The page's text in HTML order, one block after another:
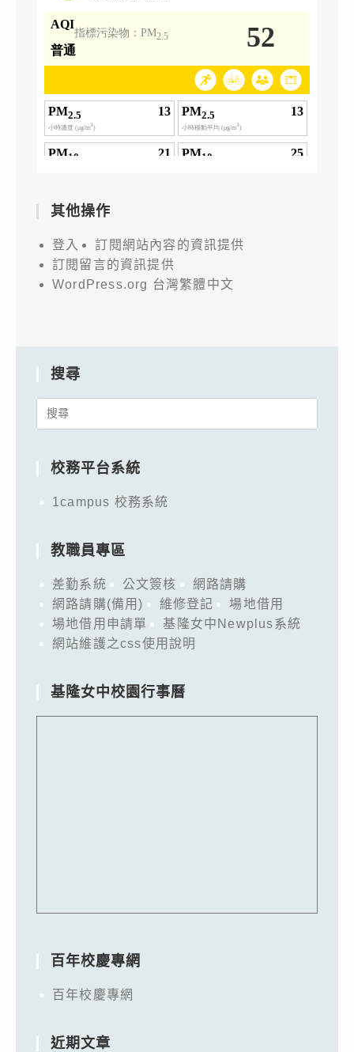
其他操作
登入
訂閱網站內容的資訊提供
訂閱留言的資訊提供
WordPress.org 台灣繁體中文
搜尋
Search
校務平台系統
1campus 校務系統
教職員專區
差勤系統 公文簽核
網路請購
網路請購(備用)
維修登記
場地借用
場地借用申請單
基隆女中Newplus系統
網站維護之css使用說明
基隆女中校園行事曆
百年校慶專網
百年校慶專網
近期文章